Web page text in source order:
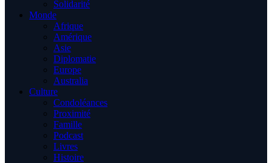
Solidarité
Monde
Afrique
Amérique
Asie
Diplomatie
Europe
Australia
Culture
Condoléances
Proximité
Famille
Podcast
Livres
Histoire